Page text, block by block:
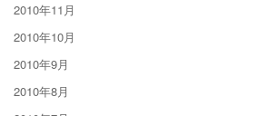
2010年11月
2010年10月
2010年9月
2010年8月